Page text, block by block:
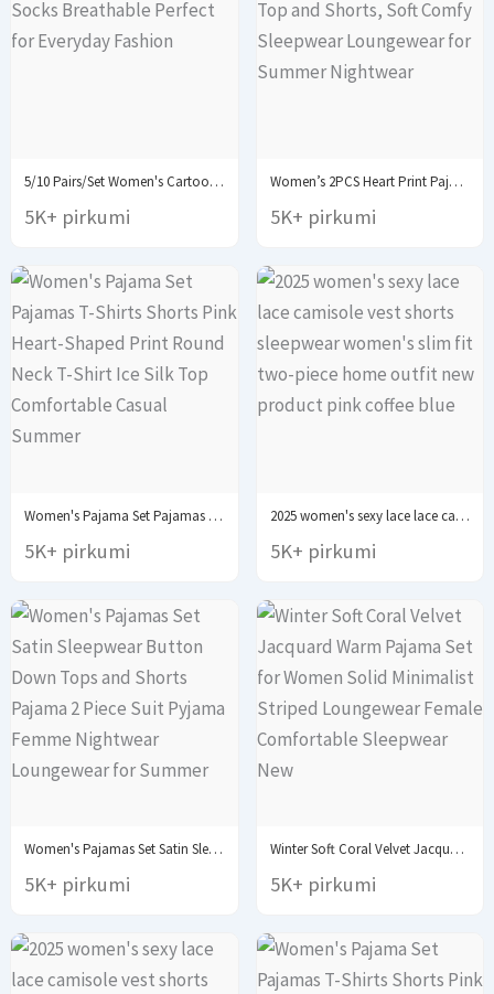
5/10 Pairs/Set Women's Cartoon Cute Cat Ankle Socks...
5K+ pirkumi
Women’s 2PCS Heart Print Pajama Set, Sleeveless Crop...
5K+ pirkumi
Women's Pajama Set Pajamas T-Shirts Shorts Pink Heart-Shaped...
5K+ pirkumi
2025 women's sexy lace lace camisole vest shorts...
5K+ pirkumi
Women's Pajamas Set Satin Sleepwear Button Down Tops...
5K+ pirkumi
Winter Soft Coral Velvet Jacquard Warm Pajama Set...
5K+ pirkumi